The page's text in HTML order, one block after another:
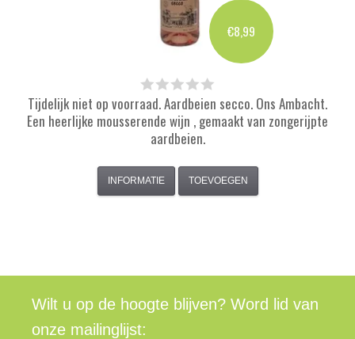
€8,99
Tijdelijk niet op voorraad. Aardbeien secco. Ons Ambacht.
Een heerlijke mousserende wijn , gemaakt van zongerijpte
aardbeien.
INFORMATIE TOEVOEGEN
Wilt u op de hoogte blijven? Word lid van
onze mailinglijst: